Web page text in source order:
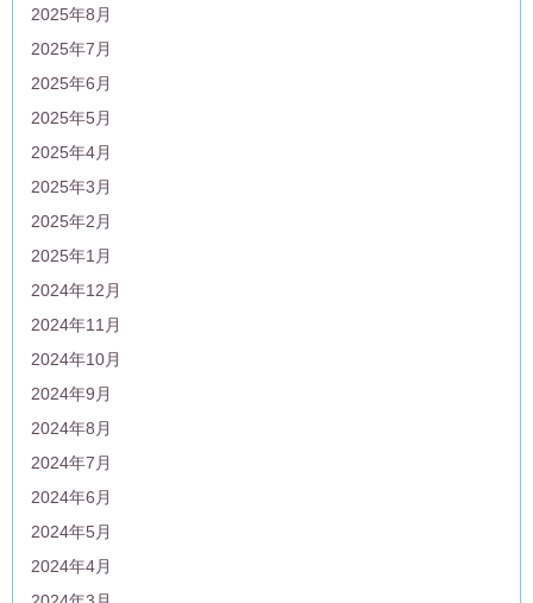
2025年8月
2025年7月
2025年6月
2025年5月
2025年4月
2025年3月
2025年2月
2025年1月
2024年12月
2024年11月
2024年10月
2024年9月
2024年8月
2024年7月
2024年6月
2024年5月
2024年4月